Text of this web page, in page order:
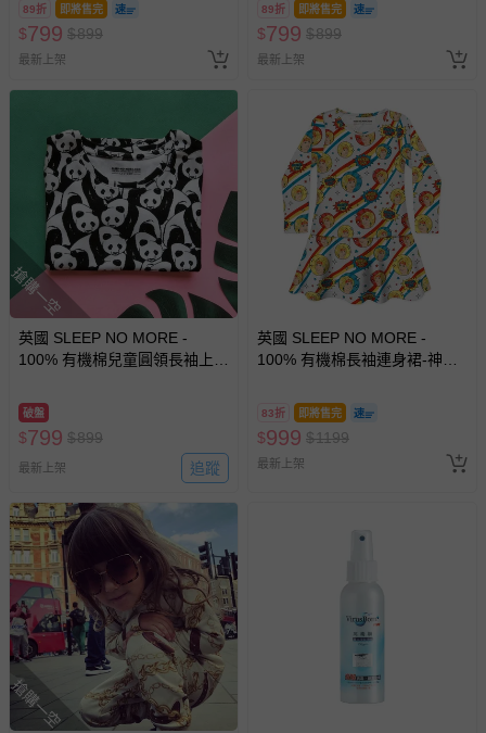
89折 即將售完
$799 $899
最新上架
89折 即將售完
$799 $899
最新上架
搶購一空
英國 SLEEP NO MORE -
100% 有機棉兒童圓領長袖上
破盤
$799 $899
最新上架 追蹤
英國 SLEEP NO MORE -
100% 有機棉長袖連身裙-神力
83折 即將售完
$999 $1199
最新上架
搶購一空